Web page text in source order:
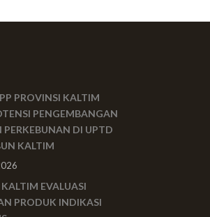
PROVINSI KALTIM
PENGEMBANGAN
DI UPTD
KALTIM
EVALUASI
PRODUK INDIKASI